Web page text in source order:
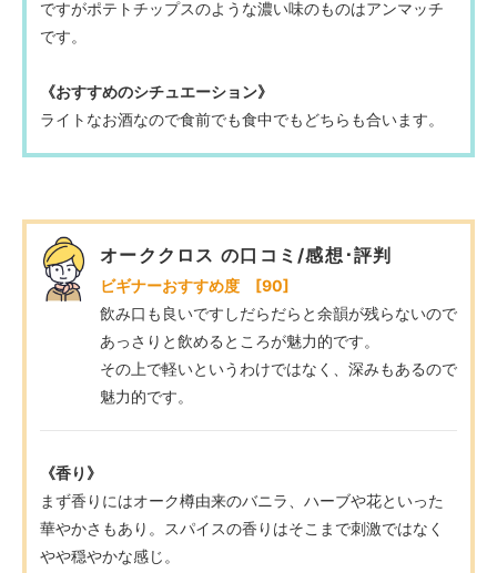
ですがポテトチップスのような濃い味のものはアンマッチ
です。
《おすすめのシチュエーション》
ライトなお酒なので食前でも食中でもどちらも合います。
オーククロス の口コミ/感想･評判
ビギナーおすすめ度 [90]
飲み口も良いですしだらだらと余韻が残らないので
あっさりと飲めるところが魅力的です。
その上で軽いというわけではなく、深みもあるので
魅力的です。
《香り》
まず香りにはオーク樽由来のバニラ、ハーブや花といった
華やかさもあり。スパイスの香りはそこまで刺激ではなく
やや穏やかな感じ。